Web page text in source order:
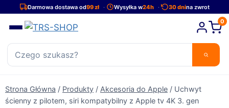
PrzejdźDarmowa dostawa od99 zł Wysyłka w24h 30 dnina zwrot
0
Strona Główna / Produkty / Akcesoria do Apple / Uchwyt
ścienny z pilotem, siri kompatybilny z Apple tv 4K 3. gen